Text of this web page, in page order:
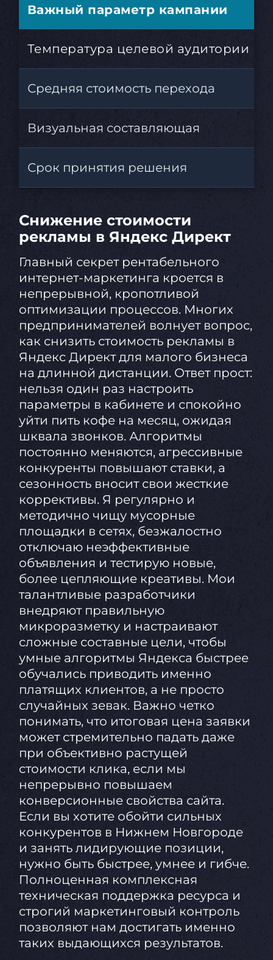
Важный параметр кампании
Температура целевой аудитории
Средняя стоимость перехода
Визуальная составляющая
Срок принятия решения
Снижение стоимости
рекламы в Яндекс Директ
Главный секрет рентабельного
интернет-маркетинга кроется в
непрерывной, кропотливой
оптимизации процессов. Многих
предпринимателей волнует вопрос,
как снизить стоимость рекламы в
Яндекс Директ для малого бизнеса
на длинной дистанции. Ответ прост:
нельзя один раз настроить
параметры в кабинете и спокойно
уйти пить кофе на месяц, ожидая
шквала звонков. Алгоритмы
постоянно меняются, агрессивные
конкуренты повышают ставки, а
сезонность вносит свои жесткие
коррективы. Я регулярно и
методично чищу мусорные
площадки в сетях, безжалостно
отключаю неэффективные
объявления и тестирую новые,
более цепляющие креативы. Мои
талантливые разработчики
внедряют правильную
микроразметку и настраивают
сложные составные цели, чтобы
умные алгоритмы Яндекса быстрее
обучались приводить именно
платящих клиентов, а не просто
случайных зевак. Важно четко
понимать, что итоговая цена заявки
может стремительно падать даже
при объективно растущей
стоимости клика, если мы
непрерывно повышаем
конверсионные свойства сайта.
Если вы хотите обойти сильных
конкурентов в Нижнем Новгороде
и занять лидирующие позиции,
нужно быть быстрее, умнее и гибче.
Полноценная комплексная
техническая поддержка ресурса и
строгий маркетинговый контроль
позволяют нам достигать именно
таких выдающихся результатов.